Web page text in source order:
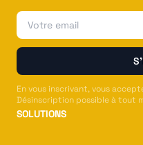
Email
En vous inscrivant, vous
Désinscription possible à tout
SOLUTIONS